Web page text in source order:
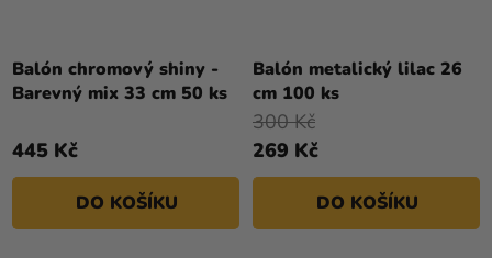
Personalizované
produkty
Témata
Výprodej
Novinky
Ů
Balón chromový shiny -
Barevný mix 33 cm 50 ks
445 Kč
DO KOŠÍKU
Balón metalický lilac 26
cm 100 ks
269 Kč
300 Kč
DO KOŠÍKU